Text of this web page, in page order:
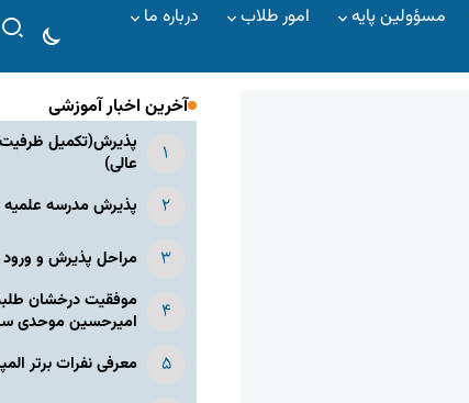
مسؤولین پایه امور طلاب درباره ما
آخرین اخبار آموزشی
پذیرش(تکمیل
عالی)
پذیرش مدرسه
مراحل پذیرش و ورود
موفقیت درخشان
امیرحسین موحدی
معرفی نفرات برتر